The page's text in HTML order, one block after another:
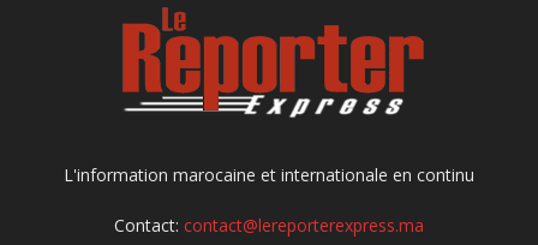
L'information marocaine et internationale en continu
Contact: contact@lereporterexpress.ma